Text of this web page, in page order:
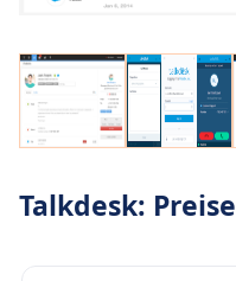
Talkdesk: Preise